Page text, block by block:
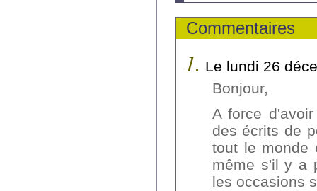
Commentaires
1. Le lundi 26
Bonjour,
A force
des écrits de
tout le monde
même s'il y a
les occasions